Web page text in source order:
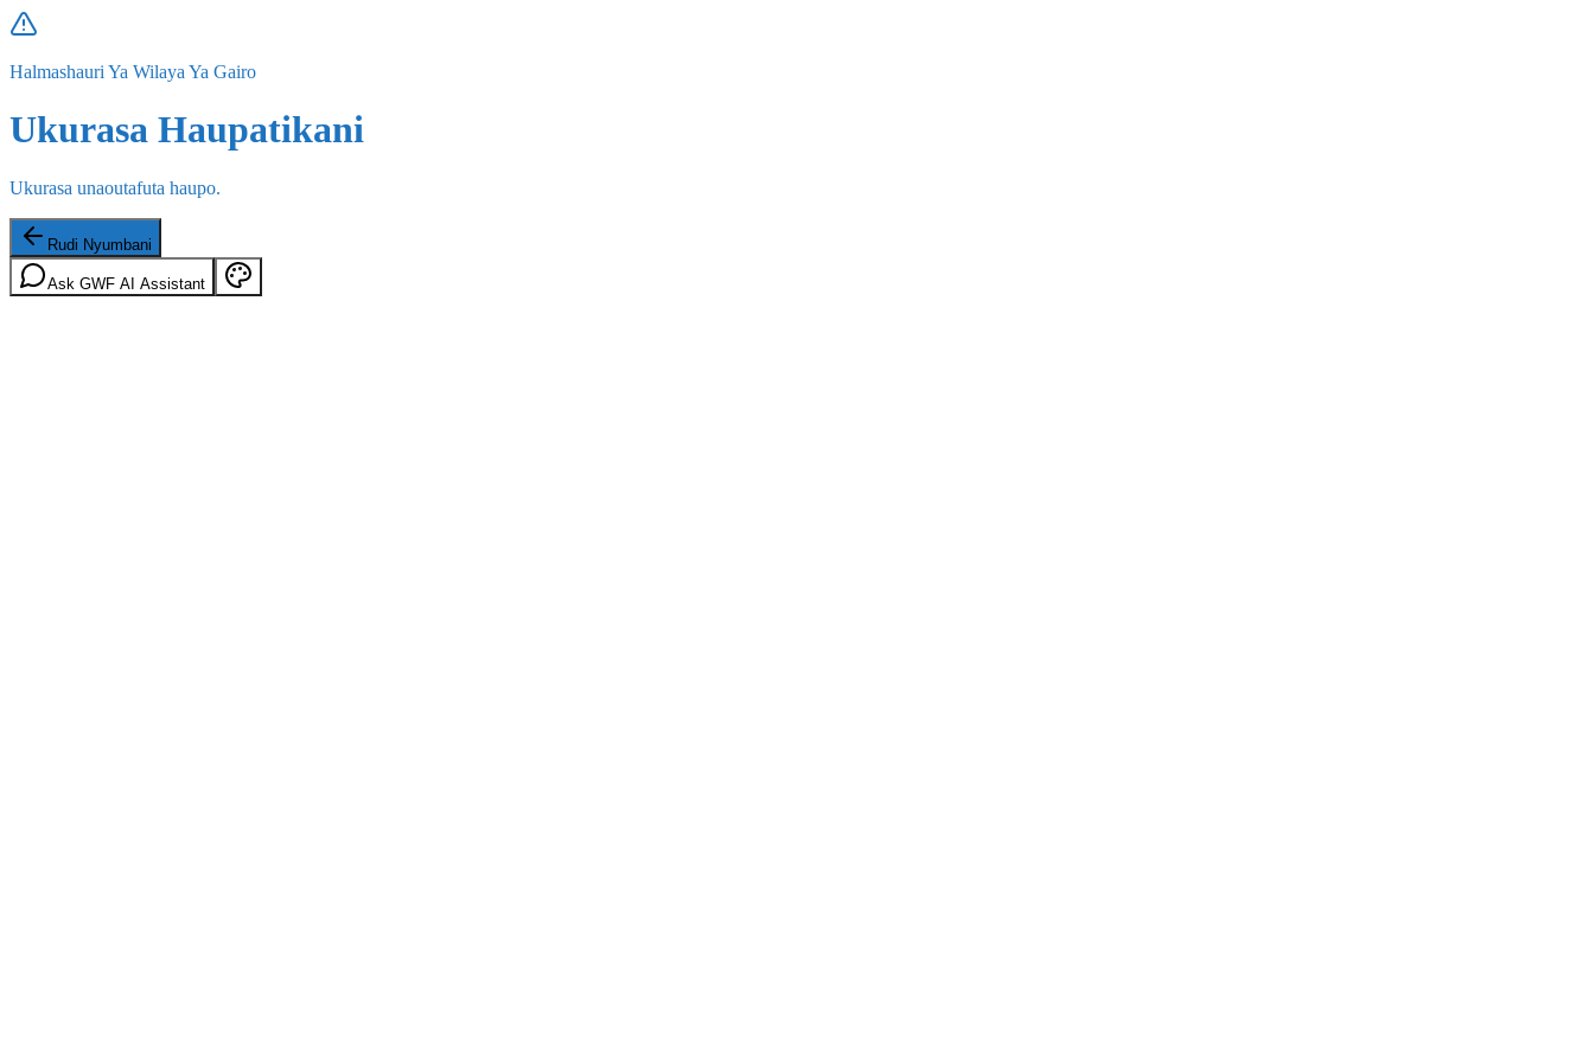
Halmashauri Ya Wilaya Ya Gairo
Ukurasa Haupatikani
Ukurasa unaoutafuta haupo.
Rudi Nyumbani
Ask GWF AI Assistant